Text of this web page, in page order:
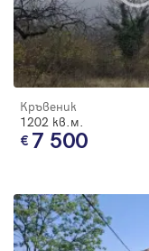
Кръвеник
1202 кв.м.
7 500